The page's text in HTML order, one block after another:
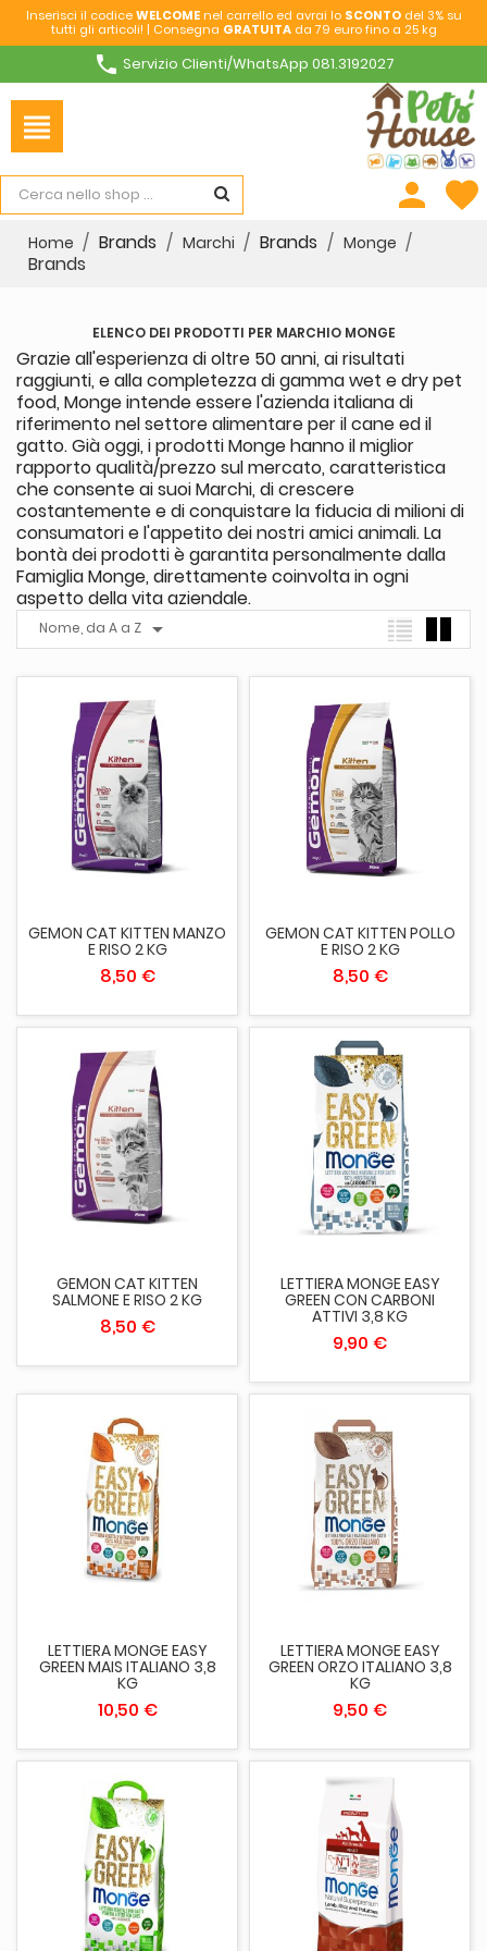
Inserisci il codiceWELCOMEnel carrello ed avrai lo SCONTOdel 3% su
tutti gli articoli! | Consegna GRATUITAda 79 euro fino a 25 kg
phone Servizio Clienti/WhatsApp 081.3192027
view_headline
person favorite
Home Brands Marchi Brands Monge
Brands
ELENCO DEI PRODOTTI PER MARCHIO MONGE
Grazie all'esperienza di oltre 50 anni, ai risultati
raggiunti, e alla completezza di gamma wet e dry pet
food, Monge intende essere l'azienda italiana di
riferimento nel settore alimentare per il cane ed il
gatto. Già oggi, i prodotti Monge hanno il miglior
rapporto qualità/prezzo sul mercato, caratteristica
che consente ai suoi Marchi, di crescere
costantemente e di conquistare la fiducia di milioni di
consumatori e l'appetito dei nostri amici animali. La
bontà dei prodotti è garantita personalmente dalla
Famiglia Monge, direttamente coinvolta in ogni
aspetto della vita aziendale.
Nome, da A a Z 
GEMON CAT KITTEN MANZO
E RISO 2 KG
8,50 €
GEMON CAT KITTEN POLLO
E RISO 2 KG
8,50 €
GEMON CAT KITTEN
SALMONE E RISO 2 KG
8,50 €
LETTIERA MONGE EASY
GREEN CON CARBONI
ATTIVI 3,8 KG
9,90 €
LETTIERA MONGE EASY
GREEN MAIS ITALIANO 3,8
KG
10,50 €
LETTIERA MONGE EASY
GREEN ORZO ITALIANO 3,8
KG
9,50 €